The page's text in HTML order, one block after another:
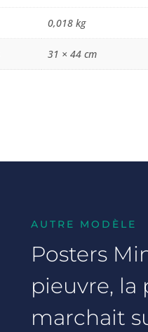
0,018 kg
31 × 44 cm
AUTRE MODÈLE
Posters
pieuvre, la
marchait